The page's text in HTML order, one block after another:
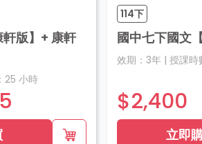
版】+ 康軒
25 小時
114下
國中七下國文
效期： 3年 | 授課時
$2,400
立即